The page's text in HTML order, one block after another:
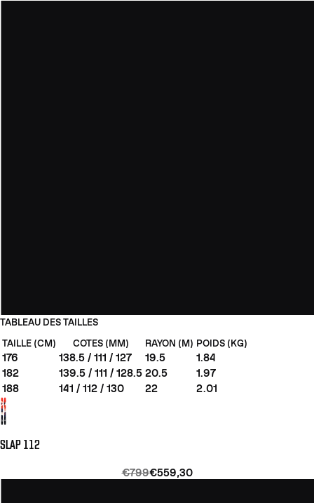
TABLEAU DES TAILLES
TAILLE (CM)
COTES (MM) RAYON (M) POIDS (KG)
176 138.5 / 111 / 127 19.5
1.84
182
139.5 / 111 / 128.5 20.5
1.97
188
141 / 112 / 130 22 2.01
SLAP 112
€799€559,30